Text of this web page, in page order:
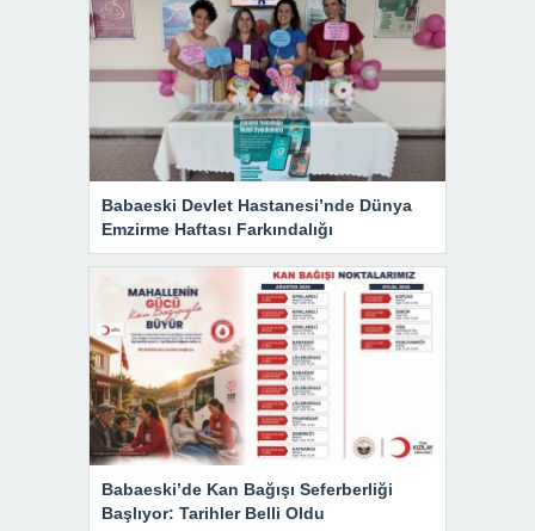
Babaeski Devlet Hastanesi’nde Dünya
Emzirme Haftası Farkındalığı
Babaeski’de Kan Bağışı Seferberliği
Başlıyor: Tarihler Belli Oldu